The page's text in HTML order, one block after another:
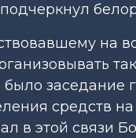
на
было
средств
в этой связи